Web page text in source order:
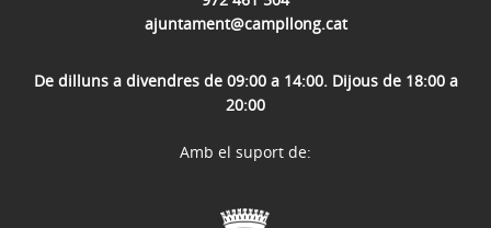
ajuntament@campllong.cat
De dilluns a divendres de 09:00 a 14:00. Dijous de 18:00 a
20:00
Amb el suport de: